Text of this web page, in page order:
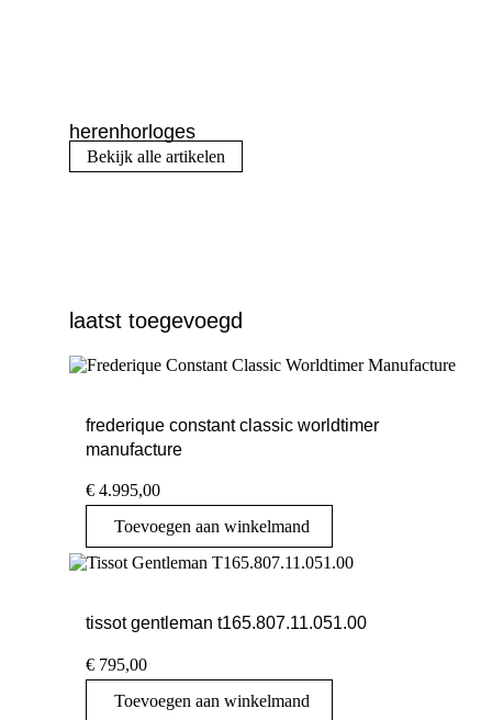
herenhorloges
Bekijk alle artikelen
laatst toegevoegd
frederique constant classic worldtimer
manufacture
€ 4.995,00
Toevoegen aan winkelmand
tissot gentleman t165.807.11.051.00
€ 795,00
Toevoegen aan winkelmand